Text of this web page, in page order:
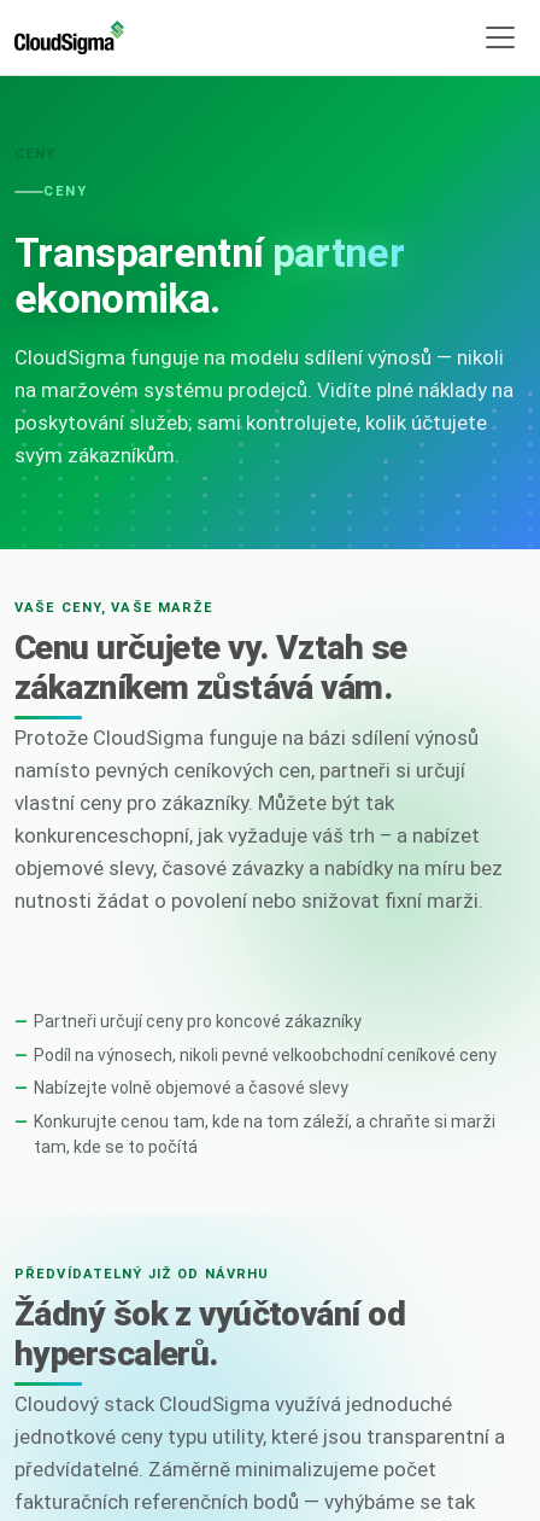
CENY
CENY
Transparentnípartner
ekonomika.
CloudSigma funguje na modelu sdílení výnosů — nikoli
na maržovém systému prodejců. Vidíte plné náklady na
poskytování služeb; sami kontrolujete, kolik účtujete
svým zákazníkům.
VAŠE CENY, VAŠE MARŽE
Cenu určujete vy. Vztah se
zákazníkem zůstává vám.
Protože CloudSigma funguje na bázi sdílení výnosů
namísto pevných ceníkových cen, partneři si určují
vlastní ceny pro zákazníky. Můžete být tak
konkurenceschopní, jak vyžaduje váš trh – a nabízet
objemové slevy, časové závazky a nabídky na míru bez
nutnosti žádat o povolení nebo snižovat fixní marži.
Partneři určují ceny pro koncové zákazníky
Podíl na výnosech, nikoli pevné velkoobchodní ceníkové ceny
Nabízejte volně objemové a časové slevy
Konkurujte cenou tam, kde na tom záleží, a chraňte si marži
tam, kde se to počítá
PŘEDVÍDATELNÝ JIŽ OD NÁVRHU
Žádný šok z vyúčtování od
hyperscalerů.
Cloudový stack CloudSigma využívá jednoduché
jednotkové ceny typu utility, které jsou transparentní a
předvídatelné. Záměrně minimalizujeme počet
fakturačních referenčních bodů — vyhýbáme se tak